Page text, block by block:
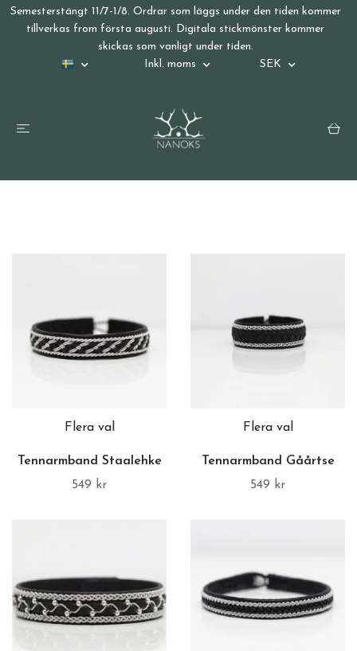
Semesterstängt 11/7-1/8. Ordrar som läggs under den tiden kommer
tillverkas from första augusti. Digitala stickmönster kommer
skickas som vanligt under tiden.
Inkl. moms
SEK
Flera val
Tennarmband Staalehke
549 kr
Flera val
Tennarmband Gåårtse
549 kr